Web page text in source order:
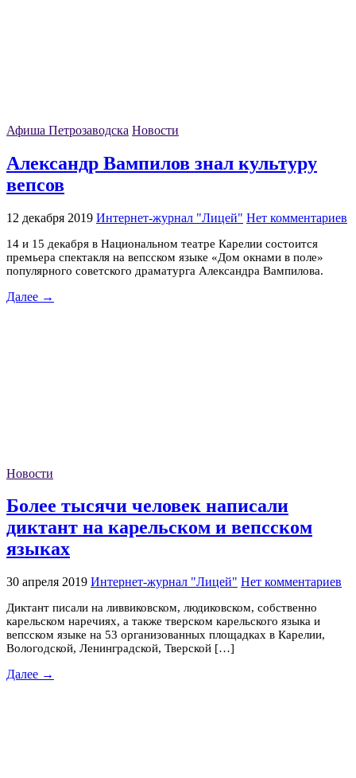
Афиша Петрозаводска Новости
Александр Вампилов знал культуру
вепсов
12 декабря 2019 Интернет-журнал "Лицей" Нет комментариев
14 и 15 декабря в Национальном театре Карелии состоится
премьера спектакля на вепсском языке «Дом окнами в поле»
популярного советского драматурга Александра Вампилова.
Далее →
Новости
Более тысячи человек написали
диктант на карельском и вепсском
языках
30 апреля 2019 Интернет-журнал "Лицей" Нет комментариев
Диктант писали на ливвиковском, людиковском, собственно
карельском наречиях, а также тверском карельского языка и
вепсском языке на 53 организованных площадках в Карелии,
Вологодской, Ленинградской, Тверской […]
Далее →